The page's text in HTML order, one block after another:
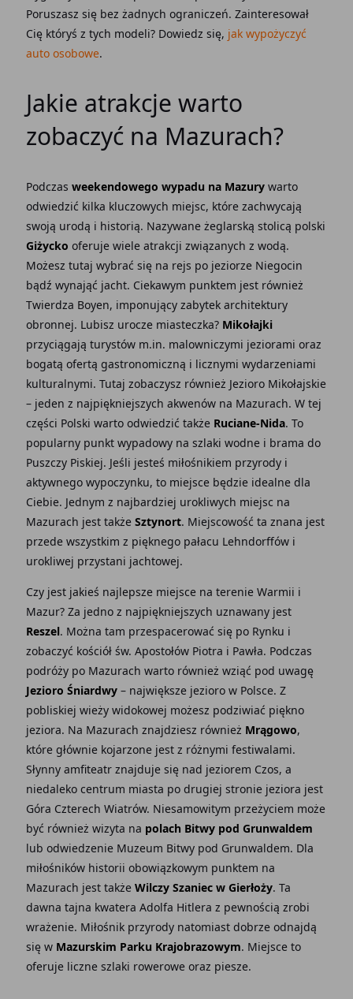
Poruszasz się bez żadnych ograniczeń. Zainteresował
Cię któryś z tych modeli? Dowiedz się, jak wypożyczyć
auto osobowe.
Jakie atrakcje warto
zobaczyć na Mazurach?
Podczas weekendowego wypadu na Mazurywarto
odwiedzić kilka kluczowych miejsc, które zachwycają
swoją urodą i historią. Nazywane żeglarską stolicą polski
Giżycko oferuje wiele atrakcji związanych z wodą.
Możesz tutaj wybrać się na rejs po jeziorze Niegocin
bądź wynająć jacht. Ciekawym punktem jest również
Twierdza Boyen, imponujący zabytek architektury
obronnej. Lubisz urocze miasteczka? Mikołajki
przyciągają turystów m.in. malowniczymi jeziorami oraz
bogatą ofertą gastronomiczną i licznymi wydarzeniami
kulturalnymi. Tutaj zobaczysz również Jezioro Mikołajskie
– jeden z najpiękniejszych akwenów na Mazurach. W tej
części Polski warto odwiedzić także Ruciane-Nida. To
popularny punkt wypadowy na szlaki wodne i brama do
Puszczy Piskiej. Jeśli jesteś miłośnikiem przyrody i
aktywnego wypoczynku, to miejsce będzie idealne dla
Ciebie. Jednym z najbardziej urokliwych miejsc na
Mazurach jest także Sztynort. Miejscowość ta znana jest
przede wszystkim z pięknego pałacu Lehndorffów i
urokliwej przystani jachtowej.
Czy jest jakieś najlepsze miejsce na terenie Warmii i
Mazur? Za jedno z najpiękniejszych uznawany jest
Reszel. Można tam przespacerować się po Rynku i
zobaczyć kościół św. Apostołów Piotra i Pawła. Podczas
podróży po Mazurach warto również wziąć pod uwagę
Jezioro Śniardwy– największe jezioro w Polsce. Z
pobliskiej wieży widokowej możesz podziwiać piękno
jeziora. Na Mazurach znajdziesz również Mrągowo,
które głównie kojarzone jest z różnymi festiwalami.
Słynny amfiteatr znajduje się nad jeziorem Czos, a
niedaleko centrum miasta po drugiej stronie jeziora jest
Góra Czterech Wiatrów. Niesamowitym przeżyciem może
być również wizyta na polach Bitwy pod Grunwaldem
lub odwiedzenie Muzeum Bitwy pod Grunwaldem. Dla
miłośników historii obowiązkowym punktem na
Mazurach jest także Wilczy Szaniec w Gierłoży. Ta
dawna tajna kwatera Adolfa Hitlera z pewnością zrobi
wrażenie. Miłośnik przyrody natomiast dobrze odnajdą
się w Mazurskim Parku Krajobrazowym. Miejsce to
oferuje liczne szlaki rowerowe oraz piesze.